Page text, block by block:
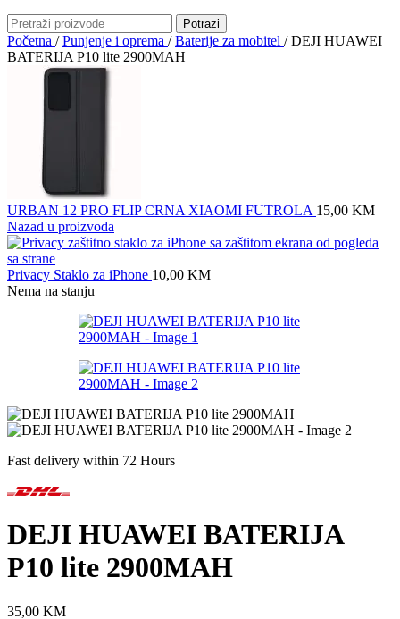
Potrazi
Početna / Punjenje i oprema / Baterije za mobitel / DEJI HUAWEI
BATERIJA P10 lite 2900MAH
URBAN 12 PRO FLIP CRNA XIAOMI FUTROLA 15,00 KM
Nazad u proizvoda
Privacy Staklo za iPhone 10,00 KM
Nema na stanju
Fast delivery within 72 Hours
DEJI HUAWEI BATERIJA
P10 lite 2900MAH
35,00 KM